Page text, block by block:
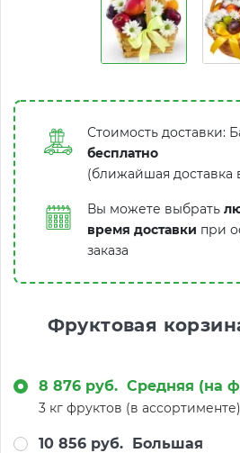
Стоимость доставки:
бесплатно
(ближайшая доставка
Вы можете выбрать
время доставки при
заказа
Фруктовая
8 876 руб. Средняя (на
3 кг фруктов (в
10 856 руб. Большая